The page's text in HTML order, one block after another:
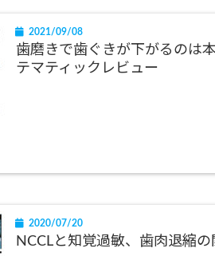
2021/09/08
歯磨きで歯ぐきが下がるのは
テマティックレビュー
2020/07/20
NCCLと知覚過敏、歯肉退縮の